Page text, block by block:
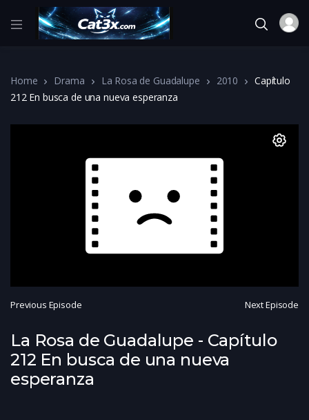
Home Drama La Rosa de Guadalupe 2010
Capítulo
212 En busca de una nueva esperanza
Previous Episode Next Episode
La Rosa de Guadalupe - Capítulo
212 En busca de una nueva
esperanza